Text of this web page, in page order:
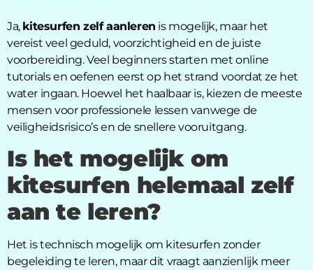
Ja, kitesurfen zelf aanleren is mogelijk, maar het
vereist veel geduld, voorzichtigheid en de juiste
voorbereiding. Veel beginners starten met online
tutorials en oefenen eerst op het strand voordat ze het
water ingaan. Hoewel het haalbaar is, kiezen de meeste
mensen voor professionele lessen vanwege de
veiligheidsrisico’s en de snellere vooruitgang.
Is het mogelijk om
kitesurfen helemaal zelf
aan te leren?
Het is technisch mogelijk om kitesurfen zonder
begeleiding te leren, maar dit vraagt aanzienlijk meer